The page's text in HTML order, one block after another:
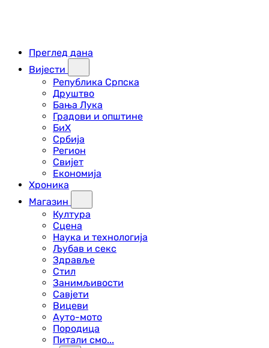
Преглед дана
Вијести
Република Српска
Друштво
Бања Лука
Градови и општине
БиХ
Србија
Регион
Свијет
Економија
Хроника
Магазин
Култура
Сцена
Наука и технологија
Љубав и секс
Здравље
Стил
Занимљивости
Савјети
Вицеви
Ауто-мото
Породица
Питали смо...